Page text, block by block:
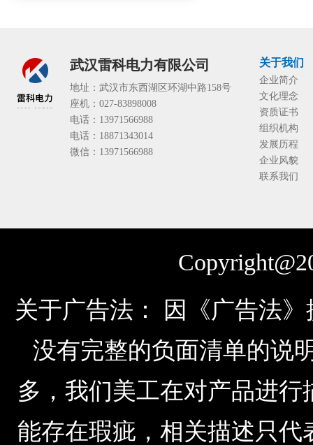
武汉雷科电力有限公司
地址：武汉市东西湖区环湖中路158号
座机：027-83898008
电话：13971566988
电话：18871343014
微信：13971566988
关于我们
企业简介
文化理念
资质证书
组织机构
发展历程
企业风貌
联系我们
关于广告法： 因《广告法
没有完整的负面清单的说
多，我们美工在对产品进
能存在瑕疵，相关描述只